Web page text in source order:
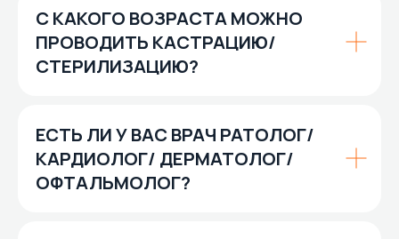
С КАКОГО ВОЗРАСТА МОЖНО
ПРОВОДИТЬ КАСТРАЦИЮ/
СТЕРИЛИЗАЦИЮ?
ЕСТЬ ЛИ У ВАС ВРАЧ РАТОЛОГ/
КАРДИОЛОГ/ ДЕРМАТОЛОГ/
ОФТАЛЬМОЛОГ?